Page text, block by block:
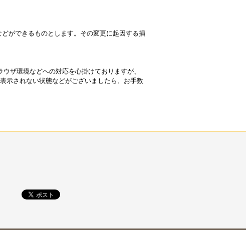
ができるものとします。その変更に起因する損
ザ環境などへの対応を心掛けておりますが、
示されない状態などがございましたら、お手数